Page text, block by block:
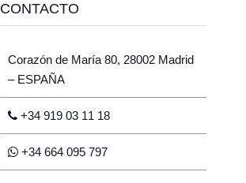
CONTACTO
Corazón de María 80, 28002 Madrid
– ESPAÑA
+34 919 03 11 18
+34 664 095 797